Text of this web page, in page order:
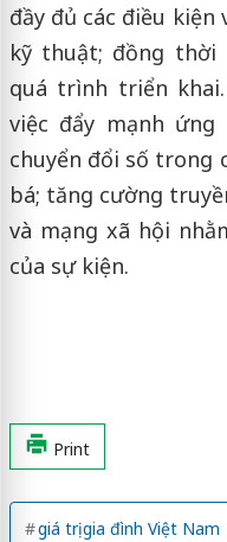
đầy đủ các điều kiện
kỹ thuật; đồng
quá trình triển
việc đẩy mạnh
chuyển đổi số trong
bá; tăng cường
và mạng xã hội
của sự kiện.
Print
giá trị gia đình Việt Nam